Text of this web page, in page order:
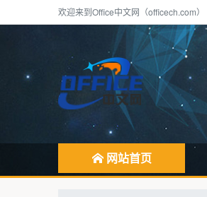
欢迎来到Office中文网（officech.com）
网站首页